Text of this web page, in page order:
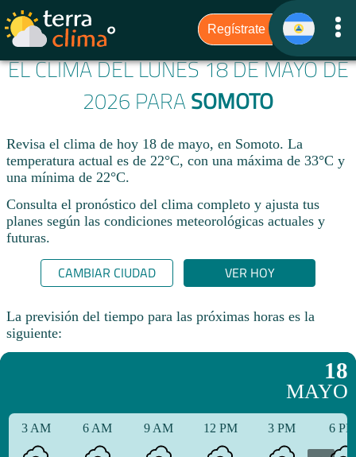
EL CLIMA DEL LUNES 18 DE MAYO DE
2026 PARA SOMOTO
Revisa el clima de hoy 18 de mayo, en Somoto. La
temperatura actual es de 22°C, con una máxima de 33°C y
una mínima de 22°C.​
Consulta el pronóstico del clima completo y ajusta tus
planes según las condiciones meteorológicas actuales y
futuras.
CAMBIAR CIUDAD VER HOY
La previsión del tiempo para las próximas horas es la
siguiente:
18
MAYO
3 AM 6 AM 9 AM 12 PM 3 PM 6